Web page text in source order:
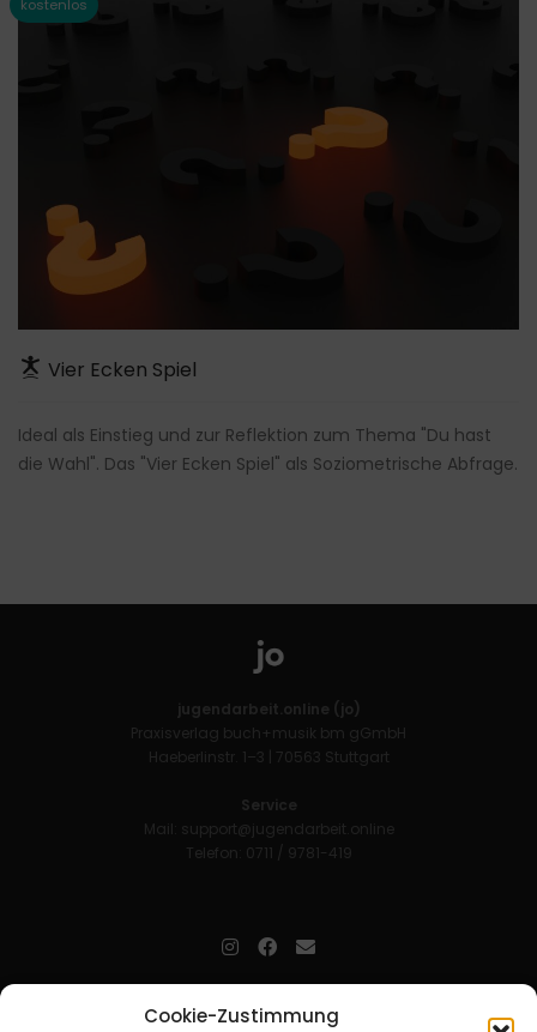
Cookie-Zustimmung
Vier Ecken Spiel
Ideal als Einstieg und zur Reflektion zum Thema "Du hast
die Wahl". Das "Vier Ecken Spiel" als Soziometrische Abfrage.
jugendarbeit.online (jo)
Praxisverlag buch+musik bm gGmbH
Haeberlinstr. 1–3 | 70563 Stuttgart
Service
Mail: support@jugendarbeit.online
Telefon: 0711 / 9781-419
Mitarbeitende in der christlichen Kinder-, Jugend- und jungen